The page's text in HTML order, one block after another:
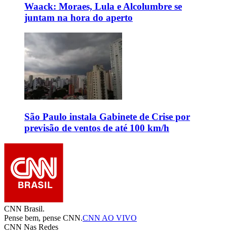
Waack: Moraes, Lula e Alcolumbre se
juntam na hora do aperto
São Paulo instala Gabinete de Crise por
previsão de ventos de até 100 km/h
CNN Brasil.
Pense bem, pense CNN.CNN AO VIVO
CNN Nas Redes